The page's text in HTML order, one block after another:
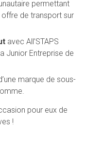
permettant
de transport sur
avec All’STAPS
Junior Entreprise de
marque de sous-
pour eux de
!